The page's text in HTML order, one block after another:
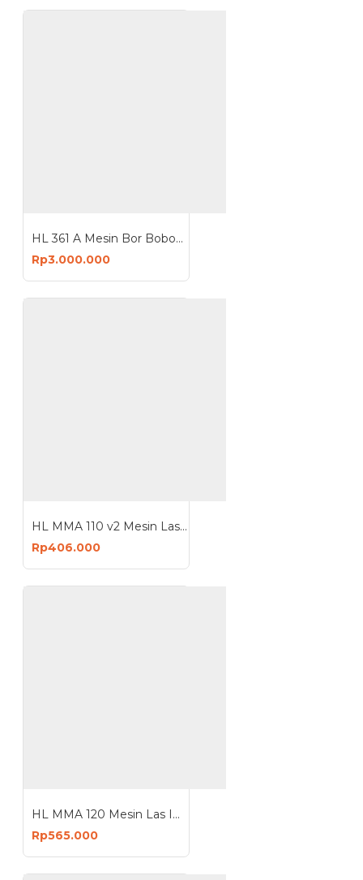
HL 361 A Mesin Bor Bobok Duduk Kayu Mortizer Machine
Rp3.000.000
HL MMA 110 v2 Mesin Las Welding Machine Travo Inverter Smart Series Mini
Rp406.000
HL MMA 120 Mesin Las IGBT Welding Machine Travo Inverter Smart Series 450 Watt
Rp565.000